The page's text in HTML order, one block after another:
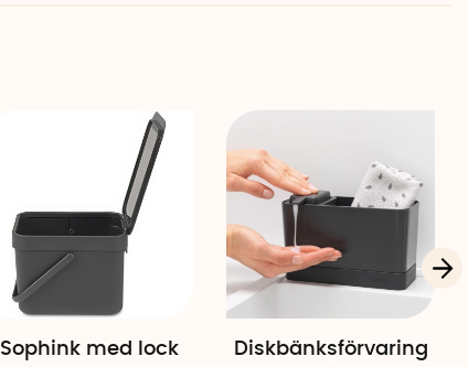
Sophink med lock
Diskbänksförvaring